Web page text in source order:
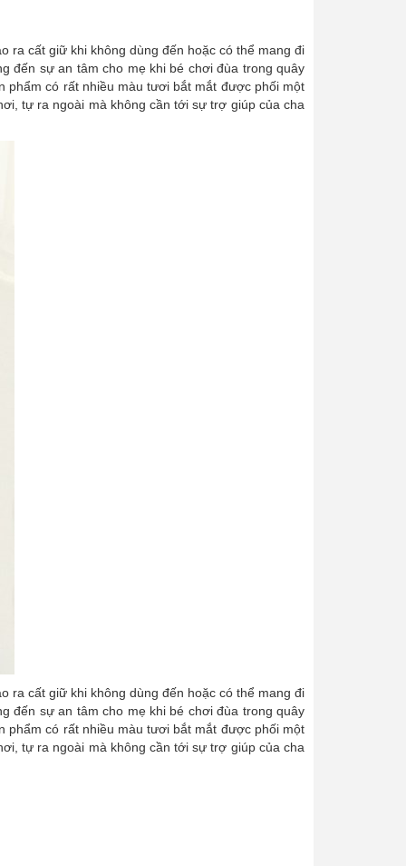
ra cất giữ khi không dùng đến hoặc có thể mang đi
đến sự an tâm cho mẹ khi bé chơi đùa trong quây
phẩm có rất nhiều màu tươi bắt mắt được phối một
tự ra ngoài mà không cần tới sự trợ giúp của cha
ra cất giữ khi không dùng đến hoặc có thể mang đi
đến sự an tâm cho mẹ khi bé chơi đùa trong quây
phẩm có rất nhiều màu tươi bắt mắt được phối một
tự ra ngoài mà không cần tới sự trợ giúp của cha